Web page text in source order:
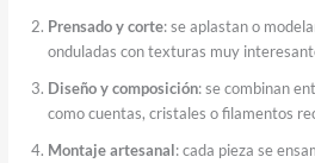
Prensado y corte: se aplastan o
onduladas con texturas muy
Diseño y composición: se combinan
como cuentas, cristales o filamentos
Montaje artesanal: cada pieza se